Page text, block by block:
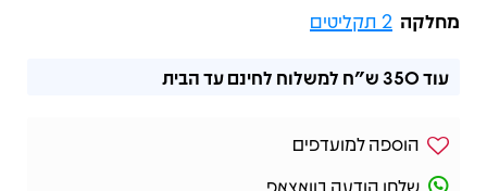
מחלקה 2 תקליטים
עוד350 ש"ח למשלוח לחינם עד הבית
הוספה למועדפים
שלחו הודעה בוואצאפ